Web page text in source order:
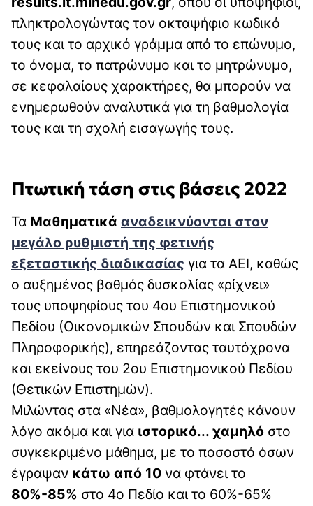
πληκτρολογώντας τον οκταψήφιο κωδικό
τους και το αρχικό γράμμα από το επώνυμο,
το όνομα, το πατρώνυμο και το μητρώνυμο,
σε κεφαλαίους χαρακτήρες, θα μπορούν να
ενημερωθούν αναλυτικά για τη βαθμολογία
τους και τη σχολή εισαγωγής τους.
Πτωτική τάση στις βάσεις 2022
Τα Μαθηματικά αναδεικνύονται στον
μεγάλο ρυθμιστή της φετινής
εξεταστικής διαδικασίας για τα ΑΕΙ, καθώς
ο αυξημένος βαθμός δυσκολίας «ρίχνει»
τους υποψηφίους του 4ου Επιστημονικού
Πεδίου (Οικονομικών Σπουδών και Σπουδών
Πληροφορικής), επηρεάζοντας ταυτόχρονα
και εκείνους του 2ου Επιστημονικού Πεδίου
(Θετικών Επιστημών).
Μιλώντας στα «Νέα», βαθμολογητές κάνουν
λόγο ακόμα και για ιστορικό... χαμηλό στο
συγκεκριμένο μάθημα, με το ποσοστό όσων
έγραψαν κάτω από 10 να φτάνει το
80%-85% στο 4ο Πεδίο και το 60%-65%